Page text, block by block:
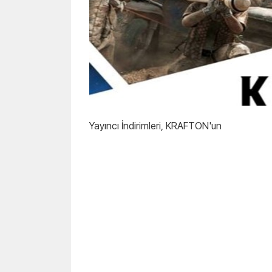
Yayıncı İndirimleri, KRAFTON'un